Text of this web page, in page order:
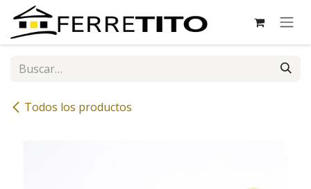
Ir al contenido
Todos los productos